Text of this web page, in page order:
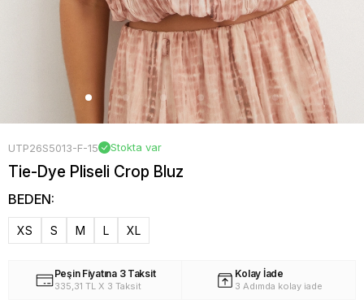
UTP26S5013-F-15 Stokta var
Tie-Dye Pliseli Crop Bluz
BEDEN:
XS S M L XL
Peşin Fiyatına 3 Taksit
335,31 TL X 3 Taksit
Kolay İade
3 Adımda kolay iade